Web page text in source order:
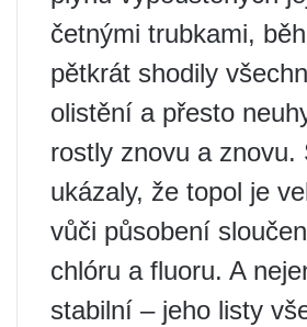
četnými trubkami,
pětkrát shodily
olistění a přesto
rostly znovu a znovu.
ukázaly, že topol je
vůči působení
chlóru a fluoru. A
stabilní – jeho listy